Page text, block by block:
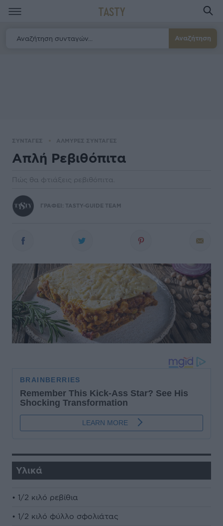
TASTY
Αναζήτηση
ΣΥΝΤΑΓΕΣ ΑΛΜΥΡΕΣ ΣΥΝΤΑΓΕΣ
Απλή Ρεβιθόπιτα
Πώς θα φτιάξεις ρεβιθόπιτα.
ΓΡΑΦΕΙ: TASTY-GUIDE TEAM
Υλικά
• 1/2 κιλό ρεβίθια
• 1/2 κιλό φύλλο σφολιάτας